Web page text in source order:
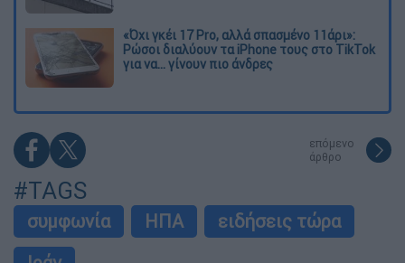
«Όχι γκέι 17 Pro, αλλά σπασμένο 11άρι»:
Ρώσοι διαλύουν τα iPhone τους στο TikTok
για να... γίνουν πιο άνδρες
επόμενο
άρθρο
#TAGS
συμφωνία ΗΠΑ
ειδήσεις τώρα